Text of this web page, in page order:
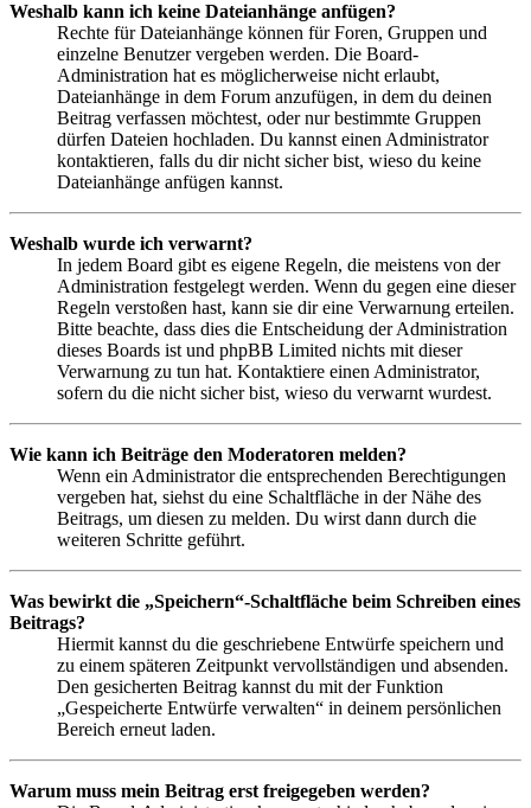
Weshalb kann ich keine Dateianhänge anfügen?
Rechte für Dateianhänge können für Foren, Gruppen und
einzelne Benutzer vergeben werden. Die Board-
Administration hat es möglicherweise nicht erlaubt,
Dateianhänge in dem Forum anzufügen, in dem du deinen
Beitrag verfassen möchtest, oder nur bestimmte Gruppen
dürfen Dateien hochladen. Du kannst einen Administrator
kontaktieren, falls du dir nicht sicher bist, wieso du keine
Dateianhänge anfügen kannst.
Weshalb wurde ich verwarnt?
In jedem Board gibt es eigene Regeln, die meistens von der
Administration festgelegt werden. Wenn du gegen eine dieser
Regeln verstoßen hast, kann sie dir eine Verwarnung erteilen.
Bitte beachte, dass dies die Entscheidung der Administration
dieses Boards ist und phpBB Limited nichts mit dieser
Verwarnung zu tun hat. Kontaktiere einen Administrator,
sofern du die nicht sicher bist, wieso du verwarnt wurdest.
Wie kann ich Beiträge den Moderatoren melden?
Wenn ein Administrator die entsprechenden Berechtigungen
vergeben hat, siehst du eine Schaltfläche in der Nähe des
Beitrags, um diesen zu melden. Du wirst dann durch die
weiteren Schritte geführt.
Was bewirkt die „Speichern“-Schaltfläche beim Schreiben eines
Beitrags?
Hiermit kannst du die geschriebene Entwürfe speichern und
zu einem späteren Zeitpunkt vervollständigen und absenden.
Den gesicherten Beitrag kannst du mit der Funktion
„Gespeicherte Entwürfe verwalten“ in deinem persönlichen
Bereich erneut laden.
Warum muss mein Beitrag erst freigegeben werden?